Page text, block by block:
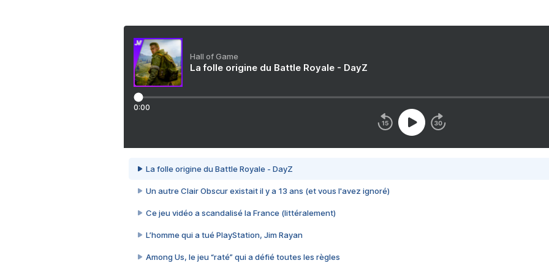
Hall of Game
La folle origine du Battle Royale - DayZ
0:00
La folle origine du Battle Royale - DayZ
Un autre Clair Obscur existait il y a 13 ans (et vous l'avez ignoré)
Ce jeu vidéo a scandalisé la France (littéralement)
L’homme qui a tué PlayStation, Jim Rayan
Among Us, le jeu “raté” qui a défié toutes les règles